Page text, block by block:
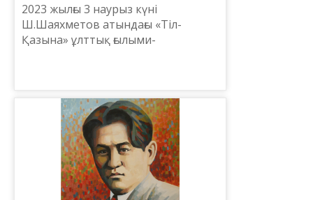
2023 жылғы 3 наурыз күні
Ш.Шаяхметов атындағы «Тіл-
Қазына» ұлттық ғылыми-
орталығында қаз...